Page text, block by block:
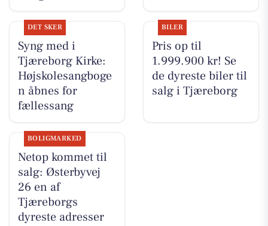
DET SKER
Syng med i
Tjæreborg Kirke:
Højskolesangboge
n åbnes for
fællessang
BILER
Pris op til
1.999.900 kr! Se
de dyreste biler til
salg i Tjæreborg
BOLIGMARKED
Netop kommet til
salg: Østerbyvej
26 en af
Tjæreborgs
dyreste adresser